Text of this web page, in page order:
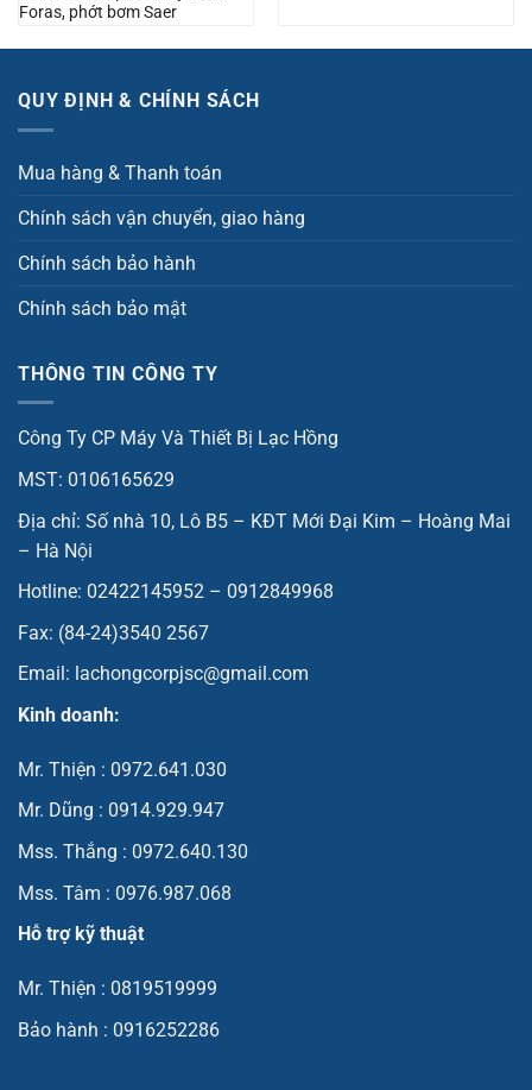
Foras, phớt bơm Saer
QUY ĐỊNH & CHÍNH SÁCH
Mua hàng & Thanh toán
Chính sách vận chuyển, giao hàng
Chính sách bảo hành
Chính sách bảo mật
THÔNG TIN CÔNG TY
Công Ty CP Máy Và Thiết Bị Lạc Hồng
MST: 0106165629
Địa chỉ: Số nhà 10, Lô B5 – KĐT Mới Đại Kim – Hoàng Mai
– Hà Nội
Hotline: 02422145952 – 0912849968
Fax: (84-24)3540 2567
Email: lachongcorpjsc@gmail.com
Kinh doanh:
Mr. Thiện : 0972.641.030
Mr. Dũng : 0914.929.947
Mss. Thắng : 0972.640.130
Mss. Tâm : 0976.987.068
Hỗ trợ kỹ thuật
Mr. Thiện : 0819519999
Bảo hành : 0916252286